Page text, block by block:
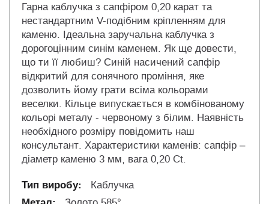
Гарна каблучка з сапфіром 0,20 карат та
нестандартним V-подібним кріпленням для
каменю. Ідеальна заручальна каблучка з
дорогоцінним синім каменем. Як ще довести,
що ти її любиш? Синій насичений сапфір
відкритий для сонячного проміння, яке
дозволить йому грати всіма кольорами
веселки. Кільце випускається в комбінованому
кольорі металу - червоному з білим. Наявність
необхідного розміру повідомить наш
консультант. Характеристики каменів: сапфір –
діаметр каменю 3 мм, вага 0,20 Ct.
Каблучка